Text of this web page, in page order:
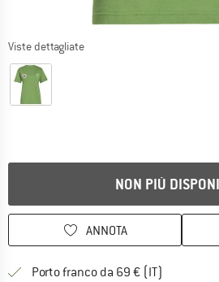
Viste dettagliate
NON PIÙ
ANNOTA
Porto franco da 69 € (IT)